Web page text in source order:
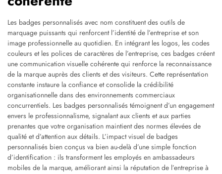
Les badges personnalisés avec nom constituent des outils de
marquage puissants qui renforcent l’identité de l’entreprise et son
image professionnelle au quotidien. En intégrant les logos, les codes
couleurs et les polices de caractères de l’entreprise, ces badges créent
une communication visuelle cohérente qui renforce la reconnaissance
de la marque auprès des clients et des visiteurs. Cette représentation
constante instaure la confiance et consolide la crédibilité
organisationnelle dans des environnements commerciaux
concurrentiels. Les badges personnalisés témoignent d’un engagement
envers le professionnalisme, signalant aux clients et aux parties
prenantes que votre organisation maintient des normes élevées de
qualité et d’attention aux détails. L’impact visuel de badges
personnalisés bien conçus va bien au-delà d’une simple fonction
d’identification : ils transforment les employés en ambassadeurs
mobiles de la marque, améliorant ainsi la réputation de l’entreprise à